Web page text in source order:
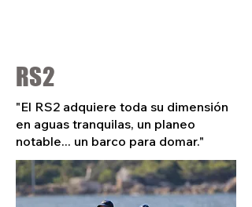
RS2
"El RS2 adquiere toda su dimensión
en aguas tranquilas, un planeo
notable... un barco para domar."